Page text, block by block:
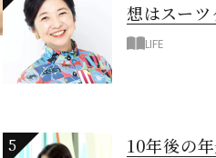
想はスーツ
一つでどこ
LIFE
5
10年後の